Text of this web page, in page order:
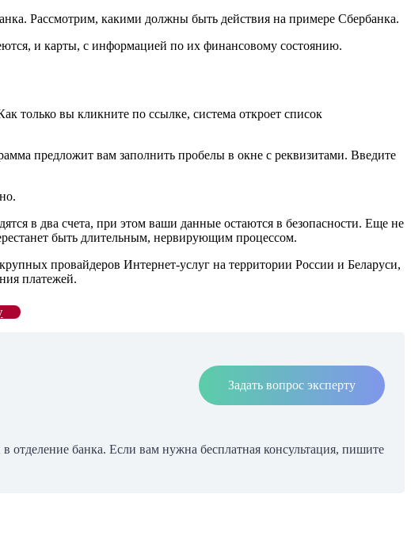
Рассмотрим, какими должны быть действия на примере Сбербанка.
и карты, с информацией по их финансовому состоянию.
только вы кликните по ссылке, система откроет список
предложит вам заполнить пробелы в окне с реквизитами. Введите
в два счета, при этом ваши данные остаются в безопасности. Еще не
быть длительным, нервирующим процессом.
провайдеров Интернет-услуг на территории России и Беларуси,
платежей.
Задать вопрос эксперту
отделение банка. Если вам нужна бесплатная консультация, пишите